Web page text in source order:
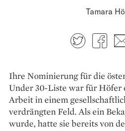
Tamara
Twitter
Ihre Nominierung für die
Under 30-Liste war für Höfer
Arbeit in einem
verdrängten Feld. Als ein
wurde, hatte sie bereits von